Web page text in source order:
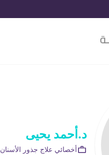
د.أحمد يحيى
أخصائي علاج جذور الأسنان